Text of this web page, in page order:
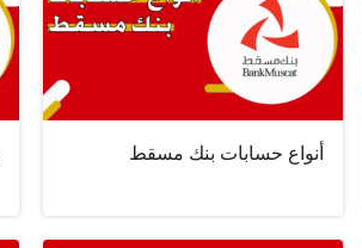
أنواع حسابات بنك مسقط